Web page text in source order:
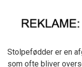
Stolpefødder er en
som ofte bliver